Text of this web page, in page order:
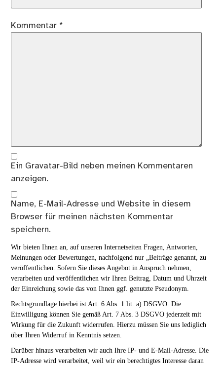
Kommentar *
Ein Gravatar-Bild neben meinen Kommentaren
anzeigen.
Name, E-Mail-Adresse und Website in diesem
Browser für meinen nächsten Kommentar
speichern.
Wir bieten Ihnen an, auf unseren Internetseiten Fragen, Antworten,
Meinungen oder Bewertungen, nachfolgend nur „Beiträge genannt, zu
veröffentlichen. Sofern Sie dieses Angebot in Anspruch nehmen,
verarbeiten und veröffentlichen wir Ihren Beitrag, Datum und Uhrzeit
der Einreichung sowie das von Ihnen ggf. genutzte Pseudonym.
Rechtsgrundlage hierbei ist Art. 6 Abs. 1 lit. a) DSGVO. Die
Einwilligung können Sie gemäß Art. 7 Abs. 3 DSGVO jederzeit mit
Wirkung für die Zukunft widerrufen. Hierzu müssen Sie uns lediglich
über Ihren Widerruf in Kenntnis setzen.
Darüber hinaus verarbeiten wir auch Ihre IP- und E-Mail-Adresse. Die
IP-Adresse wird verarbeitet, weil wir ein berechtigtes Interesse daran